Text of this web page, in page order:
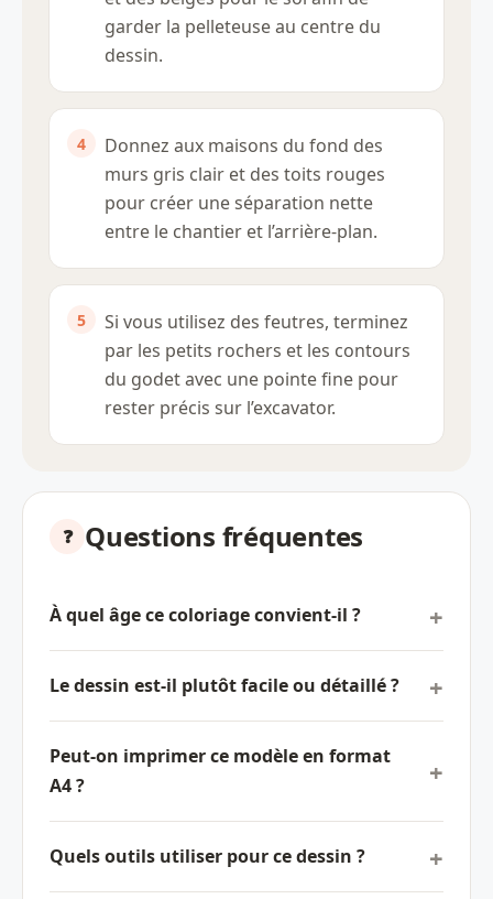
garder la pelleteuse au centre du
dessin.
Donnez aux maisons du fond des
murs gris clair et des toits rouges
pour créer une séparation nette
entre le chantier et l’arrière-plan.
Si vous utilisez des feutres, terminez
par les petits rochers et les contours
du godet avec une pointe fine pour
rester précis sur l’excavator.
Questions fréquentes
À quel âge ce coloriage convient-il ?
Le dessin est-il plutôt facile ou détaillé ?
Peut-on imprimer ce modèle en format
A4 ?
Quels outils utiliser pour ce dessin ?